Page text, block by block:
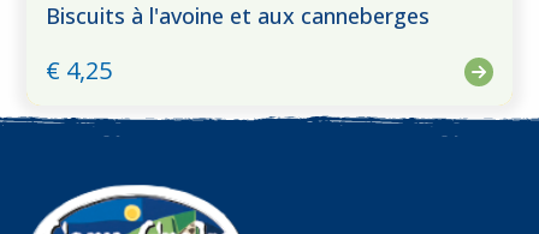
Biscuits à l'avoine et aux canneberges
€ 4,25